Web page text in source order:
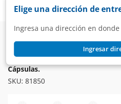
Elige una dirección de
Ingresa una dirección en
Ingresar
Farmacia Vitaminas y
Tiaminal B12 Trivalente AP
Cápsulas.
SKU: 81850